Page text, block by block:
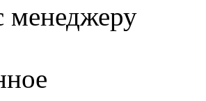
менеджеру